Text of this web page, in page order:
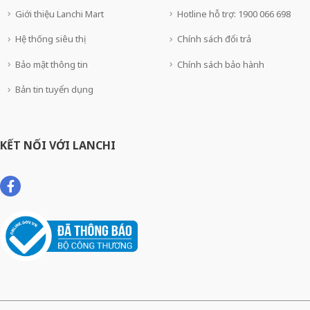
Giới thiệu Lanchi Mart
Hệ thống siêu thị
Bảo mật thông tin
Bản tin tuyển dụng
Hotline hỗ trợ: 1900 066 698
Chính sách đổi trả
Chính sách bảo hành
KẾT NỐI VỚI LANCHI